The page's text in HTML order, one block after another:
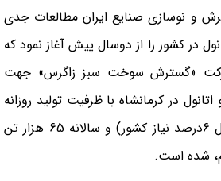
و نوسازی صنایع ایران مطالعات جدی
در کشور را از دوسال پيش آغاز نمود که
شرکت «گسترش سوخت سبز زاگرس» جهت
در کرمانشاه با ظرفیت تولید روزانه
200 هزار لیتر (تقریباً معادل 6درصد نیاز کشور) و سالانه 65 هزار تن
شده است.